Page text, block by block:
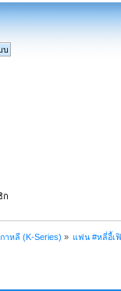
ก
าหลี (K-Series) » แฟน #หลี่อี้เฟิ